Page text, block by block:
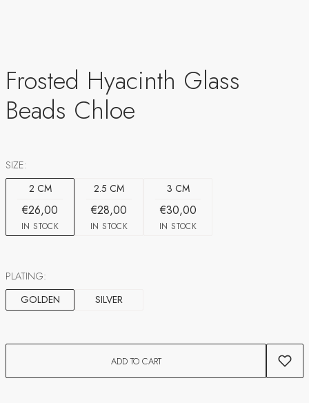
Frosted Hyacinth Glass
Beads Chloe
SIZE:
2 CM
€26,00
IN STOCK
2.5 CM
€28,00
IN STOCK
3 CM
€30,00
IN STOCK
PLATING:
GOLDEN
SILVER
ADD TO CART